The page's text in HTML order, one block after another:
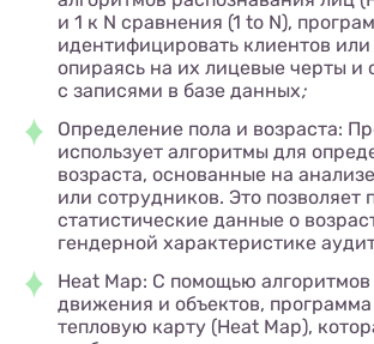
и 1 к N сравнения (1 to N),
идентифицировать клиентов
опираясь на их лицевые черты и
с записями в базе данных;
Определение пола и возраста:
использует алгоритмы для
возраста, основанные на
или сотрудников. Это позволяет
статистические данные о
гендерной характеристике
Heat Map: С помощью алгоритмов
движения и объектов, программа
тепловую карту (Heat Map),